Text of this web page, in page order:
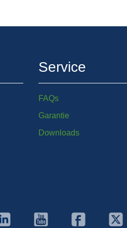
Service
FAQs
Garantie
Downloads